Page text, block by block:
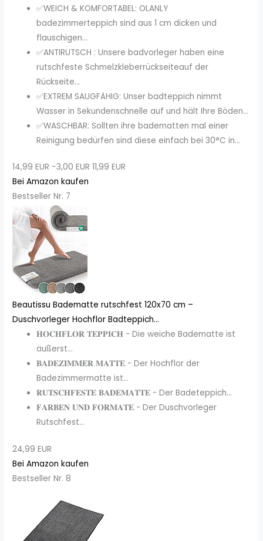
✅WEICH & KOMFORTABEL: OLANLY
badezimmerteppich sind aus 1 cm dicken und
flauschigen...
✅ANTIRUTSCH : Unsere badvorleger haben eine
rutschfeste Schmelzkleberrückseiteauf der
Rückseite...
✅EXTREM SAUGFÄHIG: Unser badteppich nimmt
Wasser in Sekundenschnelle auf und hält Ihre Böden...
✅WASCHBAR: Sollten ihre badematten mal einer
Reinigung bedürfen sind diese einfach bei 30°C in...
14,99 EUR −3,00 EUR 11,99 EUR
Bei Amazon kaufen
Bestseller Nr. 7
Beautissu Badematte rutschfest 120x70 cm –
Duschvorleger Hochflor Badteppich...
𝐇𝐎𝐂𝐇𝐅𝐋𝐎𝐑 𝐓𝐄𝐏𝐏𝐈𝐂𝐇 - Die weiche Badematte ist
äußerst...
𝐁𝐀𝐃𝐄𝐙𝐈𝐌𝐌𝐄𝐑 𝐌𝐀𝐓𝐓𝐄 - Der Hochflor der
Badezimmermatte ist...
𝐑𝐔𝐓𝐒𝐂𝐇𝐅𝐄𝐒𝐓𝐄 𝐁𝐀𝐃𝐄𝐌𝐀𝐓𝐓𝐄 - Der Badeteppich...
𝐅𝐀𝐑𝐁𝐄𝐍 𝐔𝐍𝐃 𝐅𝐎𝐑𝐌𝐀𝐓𝐄 - Der Duschvorleger
Rutschfest...
24,99 EUR
Bei Amazon kaufen
Bestseller Nr. 8